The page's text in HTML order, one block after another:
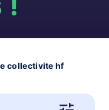
collectivite hf